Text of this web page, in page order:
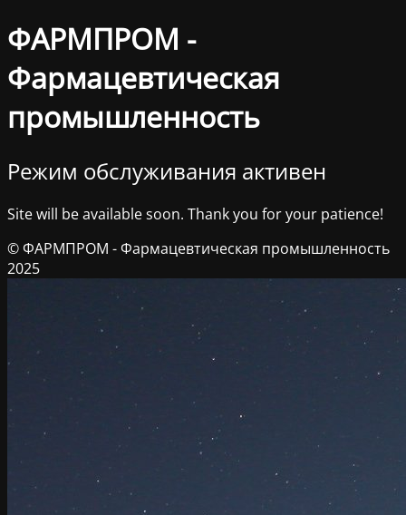
ФАРМПРОМ -
Фармацевтическая
промышленность
Режим обслуживания активен
Site will be available soon. Thank you for your patience!
© ФАРМПРОМ - Фармацевтическая промышленность
2025